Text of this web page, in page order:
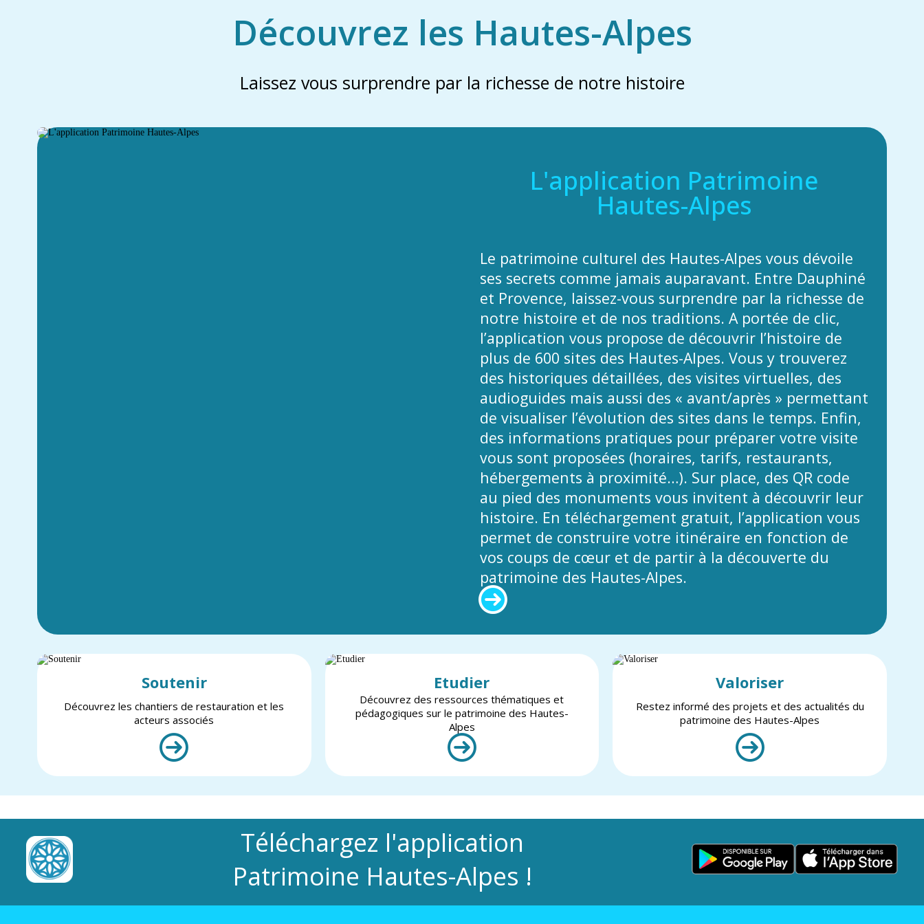
Découvrez les Hautes-Alpes
Laissez vous surprendre par la richesse de notre histoire
L'application Patrimoine
Hautes-Alpes
Le patrimoine culturel des Hautes-Alpes vous dévoile
ses secrets comme jamais auparavant. Entre Dauphiné
et Provence, laissez-vous surprendre par la richesse de
notre histoire et de nos traditions. A portée de clic,
l’application vous propose de découvrir l’histoire de
plus de 600 sites des Hautes-Alpes. Vous y trouverez
des historiques détaillées, des visites virtuelles, des
audioguides mais aussi des « avant/après » permettant
de visualiser l’évolution des sites dans le temps. Enfin,
des informations pratiques pour préparer votre visite
vous sont proposées (horaires, tarifs, restaurants,
hébergements à proximité…). Sur place, des QR code
au pied des monuments vous invitent à découvrir leur
histoire. En téléchargement gratuit, l’application vous
permet de construire votre itinéraire en fonction de
vos coups de cœur et de partir à la découverte du
patrimoine des Hautes-Alpes.
Soutenir
Découvrez les chantiers de restauration et les
acteurs associés
Etudier
Découvrez des ressources thématiques et
pédagogiques sur le patrimoine des Hautes-
Alpes
Valoriser
Restez informé des projets et des actualités du
patrimoine des Hautes-Alpes
Téléchargez l'application
Patrimoine Hautes-Alpes !